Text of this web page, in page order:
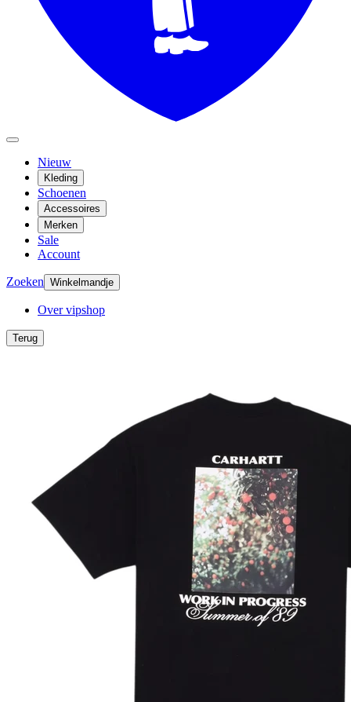
Nieuw
Kleding
Schoenen
Accessoires
Merken
Sale
Account
Zoeken Winkelmandje
Over vipshop
Terug